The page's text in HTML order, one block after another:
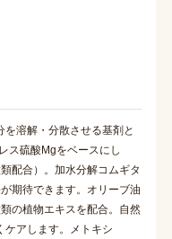
溶解・分散させる基剤と
ス硫酸Mgをベースにし
配合）。加水分解コムギタ
期待できます。オリーブ油
の植物エキスを配合。自然
ケアします。メトキシ